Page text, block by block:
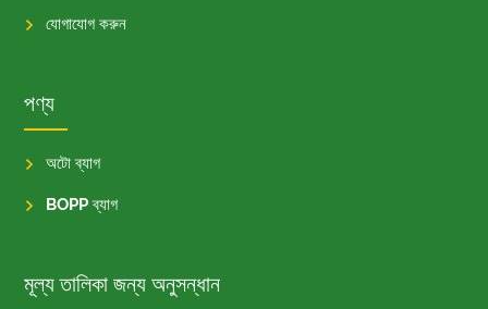
যোগাযোগ করুন
পণ্য
অটো ব্যাগ
BOPP ব্যাগ
মূল্য তালিকা জন্য অনুসন্ধান